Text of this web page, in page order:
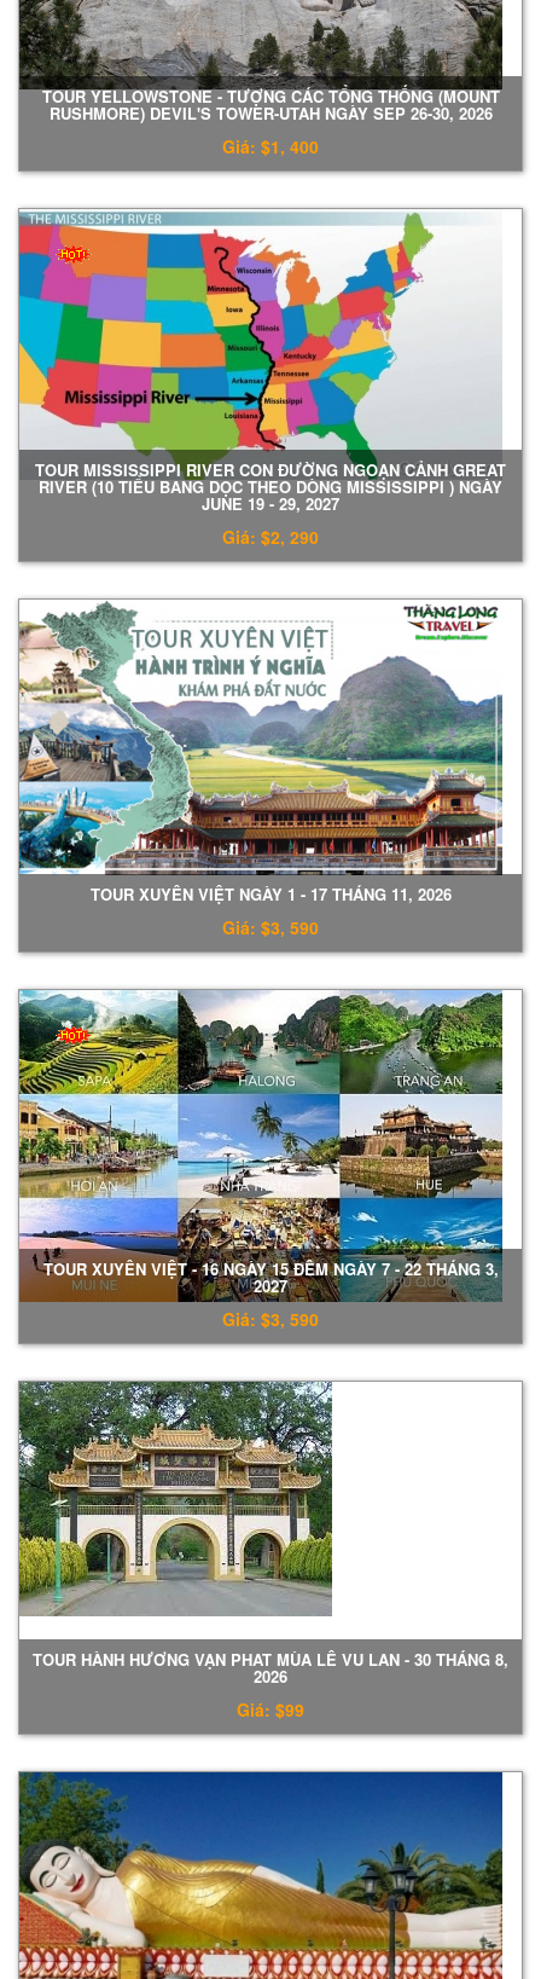
TOUR YELLOWSTONE - TƯỢNG CÁC TỔNG THỐNG (MOUNT
RUSHMORE) DEVIL'S TOWER-UTAH NGÀY SEP 26-30, 2026
Giá: $1, 400
TOUR MISSISSIPPI RIVER CON ĐƯỜNG NGOẠN CẢNH GREAT
RIVER (10 TIỂU BANG DỌC THEO DÒNG MISSISSIPPI ) NGÀY
JUNE 19 - 29, 2027
Giá: $2, 290
TOUR XUYÊN VIỆT NGÀY 1 - 17 THÁNG 11, 2026
Giá: $3, 590
TOUR XUYÊN VIỆT - 16 NGÀY 15 ĐÊM NGÀY 7 - 22 THÁNG 3,
2027
Giá: $3, 590
TOUR HÀNH HƯƠNG VẠN PHAT MÙA LÊ VU LAN - 30 THÁNG 8,
2026
Giá: $99